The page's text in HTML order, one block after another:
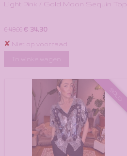
Light Pink / Gold Moon Sequin Top
€ 49,00 € 34,30
✘ Niet op voorraad
SOLD